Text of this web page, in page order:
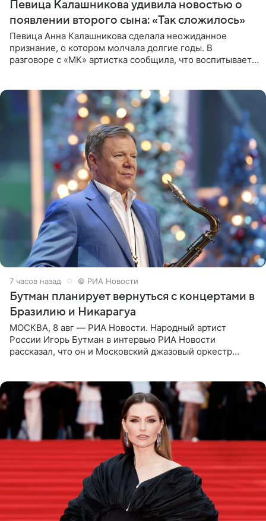
Певица Калашникова удивила новостью о
появлении второго сына: «Так сложилось»
Певица Анна Калашникова сделала неожиданное
признание, о котором молчала долгие годы. В
разговоре с «МК» артистка сообщила, что воспитывает
7 часов назад © РИА Новости
Бутман планирует вернуться с концертами в
Бразилию и Никарагуа
МОСКВА, 8 авг — РИА Новости. Народный артист
России Игорь Бутман в интервью РИА Новости
рассказал, что он и Московский джазовый оркестр